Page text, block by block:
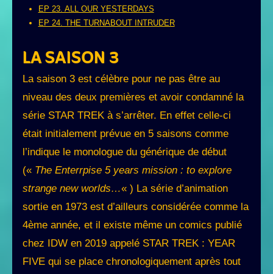
EP 23. ALL OUR YESTERDAYS
EP 24. THE TURNABOUT INTRUDER
LA SAISON 3
La saison 3 est célèbre pour ne pas être au
niveau des deux premières et avoir condamné la
série STAR TREK à s’arrêter. En effet celle-ci
était initialement prévue en 5 saisons comme
l’indique le monologue du générique de début
(« The Enterrpise 5 years mission : to explore
strange new worlds…« ) La série d’animation
sortie en 1973 est d’ailleurs considérée comme la
4ème année, et il existe même un comics publié
chez IDW en 2019 appelé STAR TREK : YEAR
FIVE qui se place chronologiquement après tout